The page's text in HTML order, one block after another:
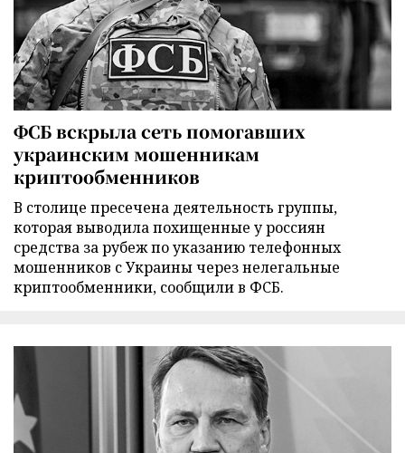
ФСБ вскрыла сеть помогавших
украинским мошенникам
криптообменников
В столице пресечена деятельность группы,
которая выводила похищенные у россиян
средства за рубеж по указанию телефонных
мошенников с Украины через нелегальные
криптообменники, сообщили в ФСБ.